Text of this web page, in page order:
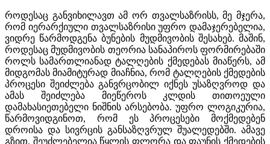
როდესაც განვიხილავთ ამ ორ თვალსაზრისს, მე მჯერა,
რომ იერარქიული თვალსაზრისი უფრო დამაჯერებელია,
ვიდრე წარმოდგენა ბუნების მუდმივობის შესახებ. მაშინ,
როდესაც მუდმივობის თეორია სანაპიროს ფორმირებაში
როლს სამართლიანად ტალღების ქმედებას მიაწერს, ამ
მიდგომას მიამიტურად მიაჩნია, რომ ტალღების ქმედების
პროცესი შეიძლება განვრცობილ იქნეს უსაზღვროდ და
ამას შეიძლება მიეწეროს კლდის თითოეული
დამახასიეთებელი ნიშნის არსებობა. უფრო ლოგიკურია,
წარმოვიდგინოთ, რომ ეს პროცესები მოქმედებენ
დროისა და სივრცის განსაზღვრულ შუალედებში. ამავე
გზით, შეუძლებელია წყლის ფლორა და ფაუნის ქმედების